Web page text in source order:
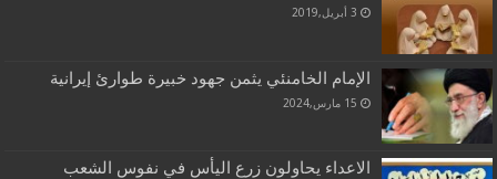
3 أبريل,2019
الإمام الخامنئي يثمن جهود خبيرة طوارئ إيرانية
15 مارس,2024
الاعداء يحاولون زرع اليأس في نفوس الشعب